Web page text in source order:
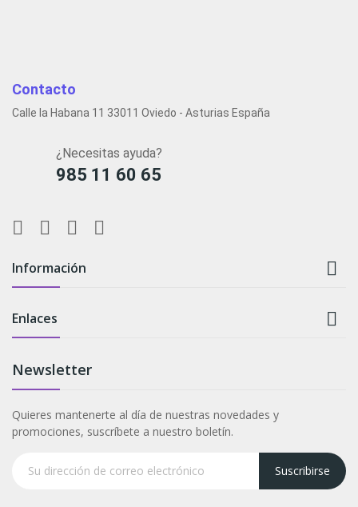
Contacto
Calle la Habana 11 33011 Oviedo - Asturias España
¿Necesitas ayuda?
985 11 60 65
Información 
Enlaces 
Newsletter
Quieres mantenerte al día de nuestras novedades y
promociones, suscríbete a nuestro boletín.
Suscribirse